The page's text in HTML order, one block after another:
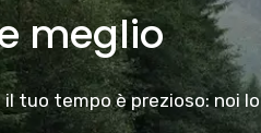
meglio
il tuo tempo è prezioso: noi lo